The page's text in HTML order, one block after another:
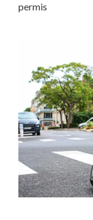
permis